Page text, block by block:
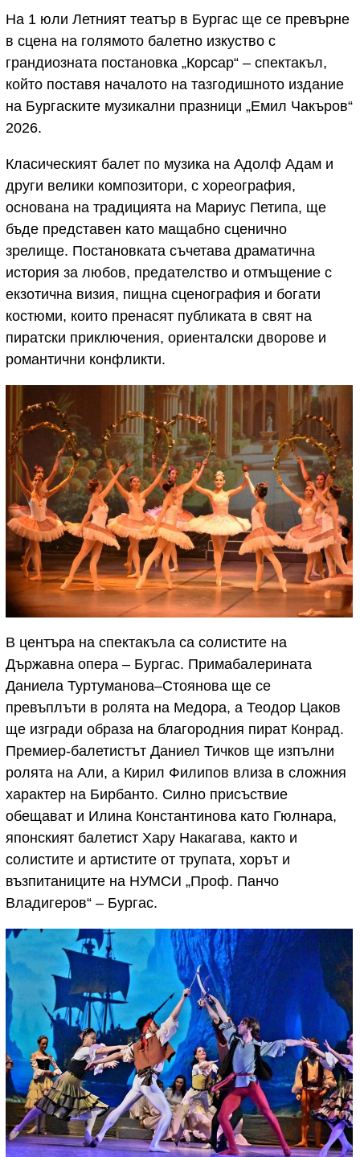
На 1 юли Летният театър в Бургас ще се превърне
в сцена на голямото балетно изкуство с
грандиозната постановка „Корсар“ – спектакъл,
който поставя началото на тазгодишното издание
на Бургаските музикални празници „Емил Чакъров“
2026.
Класическият балет по музика на Адолф Адам и
други велики композитори, с хореография,
основана на традицията на Мариус Петипа, ще
бъде представен като мащабно сценично
зрелище. Постановката съчетава драматична
история за любов, предателство и отмъщение с
екзотична визия, пищна сценография и богати
костюми, които пренасят публиката в свят на
пиратски приключения, ориенталски дворове и
романтични конфликти.
В центъра на спектакъла са солистите на
Държавна опера – Бургас. Примабалерината
Даниела Туртуманова–Стоянова ще се
превъплъти в ролята на Медора, а Теодор Цаков
ще изгради образа на благородния пират Конрад.
Премиер-балетистът Даниел Тичков ще изпълни
ролята на Али, а Кирил Филипов влиза в сложния
характер на Бирбанто. Силно присъствие
обещават и Илина Константинова като Гюлнара,
японският балетист Хару Накагава, както и
солистите и артистите от трупата, хорът и
възпитаниците на НУМСИ „Проф. Панчо
Владигеров“ – Бургас.